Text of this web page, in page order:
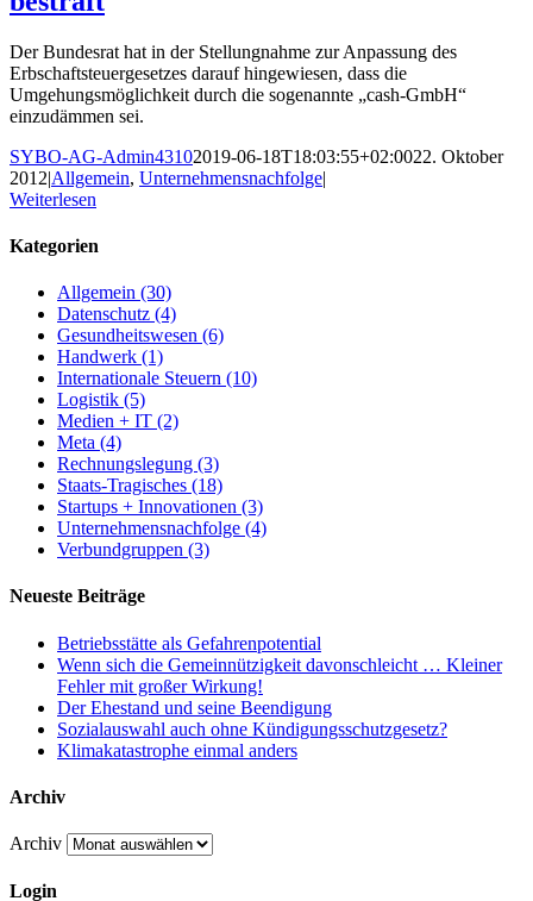
Der Bundesrat hat in der Stellungnahme zur Anpassung des
Erbschaftsteuergesetzes darauf hingewiesen, dass die
Umgehungsmöglichkeit durch die sogenannte „cash-GmbH“
einzudämmen sei.
SYBO-AG-Admin43102019-06-18T18:03:55+02:0022. Oktober
2012|Allgemein, Unternehmensnachfolge|
Weiterlesen
Kategorien
Allgemein (30)
Datenschutz (4)
Gesundheitswesen (6)
Handwerk (1)
Internationale Steuern (10)
Logistik (5)
Medien + IT (2)
Meta (4)
Rechnungslegung (3)
Staats-Tragisches (18)
Startups + Innovationen (3)
Unternehmensnachfolge (4)
Verbundgruppen (3)
Neueste Beiträge
Betriebsstätte als Gefahrenpotential
Wenn sich die Gemeinnützigkeit davonschleicht … Kleiner
Fehler mit großer Wirkung!
Der Ehestand und seine Beendigung
Sozialauswahl auch ohne Kündigungsschutzgesetz?
Klimakatastrophe einmal anders
Archiv
Archiv
Login